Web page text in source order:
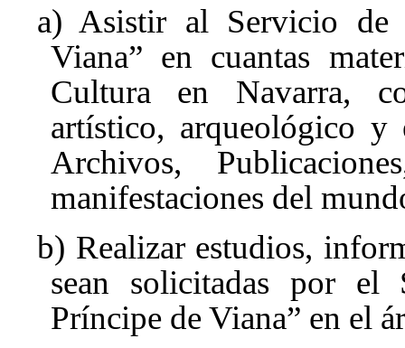
a) Asistir al Servicio de
Viana” en cuantas
Cultura en Navarra,
artístico, arqueológico y
Archivos,
manifestaciones del
b) Realizar estudios,
sean solicitadas por el
Príncipe de Viana” en el